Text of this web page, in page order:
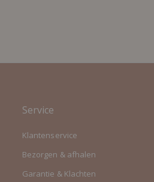
Service
Klantenservice
Bezorgen & afhalen
Garantie & Klachten